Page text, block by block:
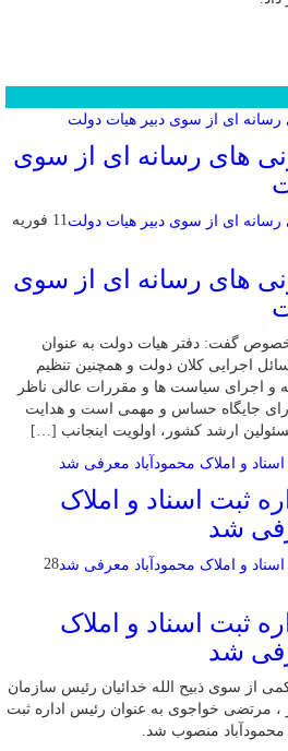
های رسانه ای از سوی
11 فوریه
های رسانه ای از سوی
خصوص گفت: دفتر هیات دولت به عنوان
اجرایی کلان دولت و همچنین تنظیم
و اجرای سیاست ها و مقررات عالی ناظر
جایگاه حساس و مهمی است و هدایت
ارشد کشور، اولویت اینجانب […]
ثبت اسناد و املاک
شد
28
ثبت اسناد و املاک
شد
از سوی ذبیح الله خدائیان رئیس سازمان
، مرتضی خواجوی به عنوان رئیس اداره ثبت
محمودآباد منصوب شد.